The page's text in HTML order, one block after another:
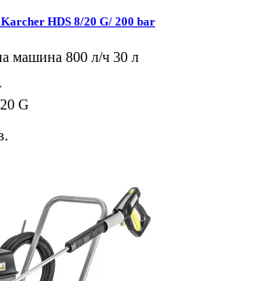
HDS 8/20 G/ 200 bar
машина 800 л/ч 30 л
G